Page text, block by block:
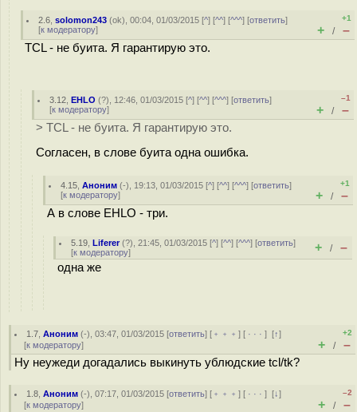
2.6 ,solomon243 (ok), 00:04, 01/03/2015 [^] [^^] [^^^] [ответить]
[к модератору]
+1
+ / –
TCL - не буита. Я гарантирую это.
3.12 ,EHLO (?), 12:46, 01/03/2015 [^] [^^] [^^^] [ответить]
[к модератору]
–1
+ / –
> TCL - не буита. Я гарантирую это.
Согласен, в слове буита одна ошибка.
4.15 ,Аноним (-), 19:13, 01/03/2015 [^] [^^] [^^^] [ответить]
[к модератору]
+1
+ / –
А в слове EHLO - три.
5.19 ,Liferer(?), 21:45, 01/03/2015 [^] [^^] [^^^] [ответить]
[к модератору] + / –
одна же
1.7 ,Аноним (-), 03:47, 01/03/2015 [ответить] [ ﹢﹢﹢] [ · · ·][↑]
[к модератору]
+2
+ / –
Ну неужеди догадались выкинуть yблюдские tcl/tk?
1.8 ,Аноним (-), 07:17, 01/03/2015 [ответить] [ ﹢﹢﹢] [ · · ·][↓]
[к модератору]
–2
+ / –